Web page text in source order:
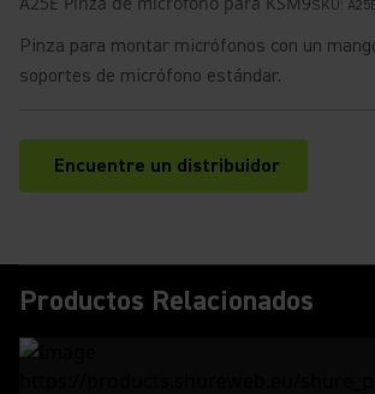
SKU:
Pinza para montar micrófonos con un
soportes de micrófono estándar.
Encuentre un distribuidor
(Opens in a new tab)
Productos Relacionados